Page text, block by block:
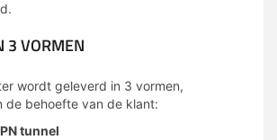
3 VORMEN
wordt geleverd in 3 vormen,
de behoefte van de klant:
tunnel